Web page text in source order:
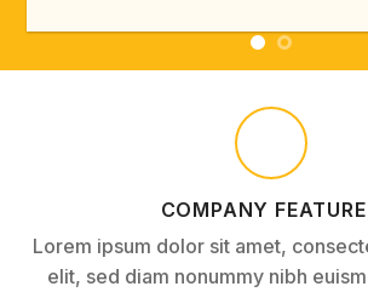
COMPANY FEATURE
Lorem ipsum dolor sit amet,
elit, sed diam nonummy nibh